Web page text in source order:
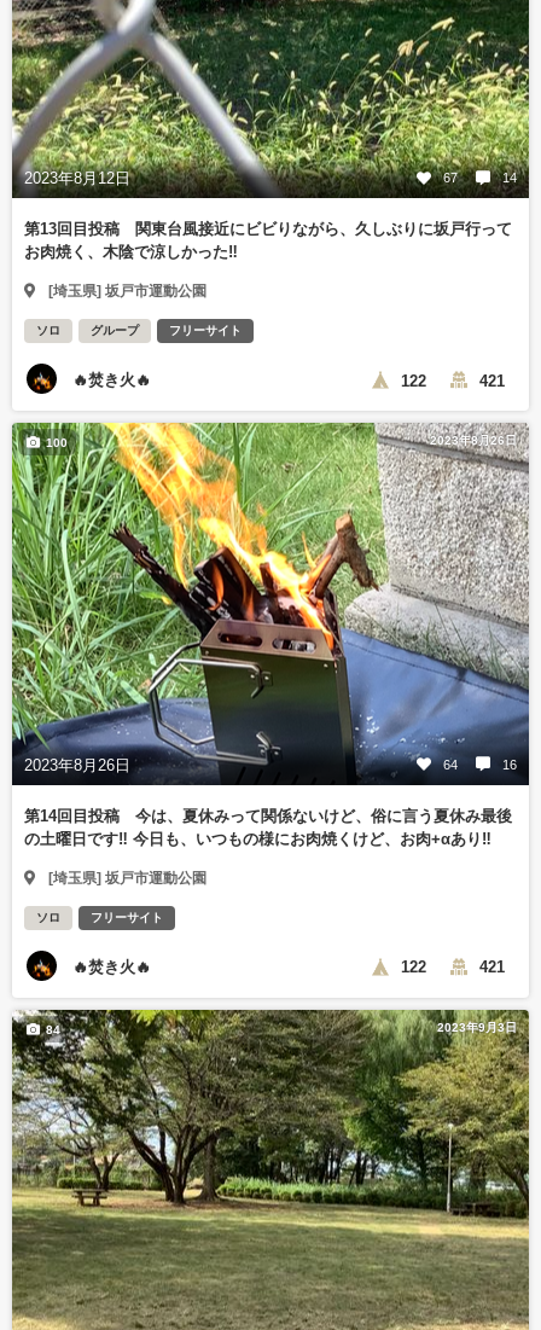
2023年8月12日 67 14
第13回目投稿 関東台風接近にビビりながら、久しぶりに坂戸行って
お肉焼く、木陰で涼しかった‼️
[埼玉県] 坂戸市運動公園
ソロ グループ フリーサイト
🔥焚き火🔥 122 421
2023年8月26日
2023年8月26日 64 16
100
第14回目投稿 今は、夏休みって関係ないけど、俗に言う夏休み最後
の土曜日です‼️ 今日も、いつもの様にお肉焼くけど、お肉+αあり‼️
[埼玉県] 坂戸市運動公園
ソロ フリーサイト
🔥焚き火🔥 122 421
2023年9月3日
84